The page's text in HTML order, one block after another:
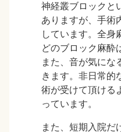
神経叢ブロックと
ありますが、手術
しています。全身
どのブロック麻酔
また、音が気にな
きます。非日常的
術が受けて頂ける
っています。
また、短期入院だ